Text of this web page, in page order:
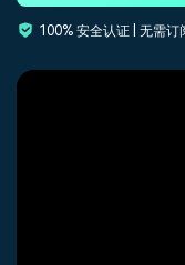
声音
登录
100% 安全认证 | 无需订